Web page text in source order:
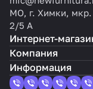
МО, г. Химки, мкр.
2/5 А
Интернет-
Компания
Информация